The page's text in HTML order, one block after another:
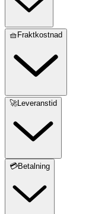
🧺Fraktkostnad
🚀Leveranstid
💳Betalning